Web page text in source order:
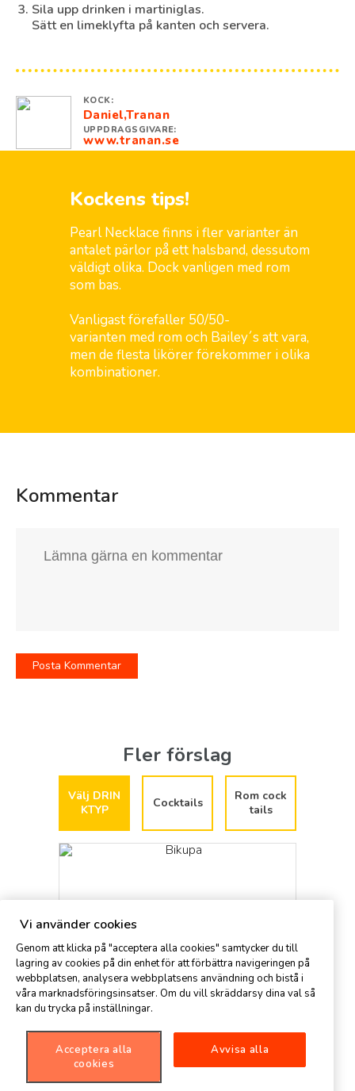
Sila upp drinken i martiniglas.
Sätt en limeklyfta på kanten och servera.
KOCK:
Daniel,Tranan
UPPDRAGSGIVARE:
www.tranan.se
Kockens tips!
Pearl Necklace finns i fler varianter än
antalet pärlor på ett halsband, dessutom
väldigt olika. Dock vanligen med rom
som bas.
Vanligast förefaller 50/50-
varianten med rom och Bailey´s att vara,
men de flesta likörer förekommer i olika
kombinationer.
Kommentar
Fler förslag
Välj DRIN
KTYP
Cocktails
Rom cock
tails
Bikupa
Vi använder cookies
Genom att klicka på "acceptera alla cookies" samtycker du till
lagring av cookies på din enhet för att förbättra navigeringen på
webbplatsen, analysera webbplatsens användning och bistå i
våra marknadsföringsinsatser. Om du vill skräddarsy dina val så
kan du trycka på inställningar.
Acceptera alla
cookies
Avvisa alla